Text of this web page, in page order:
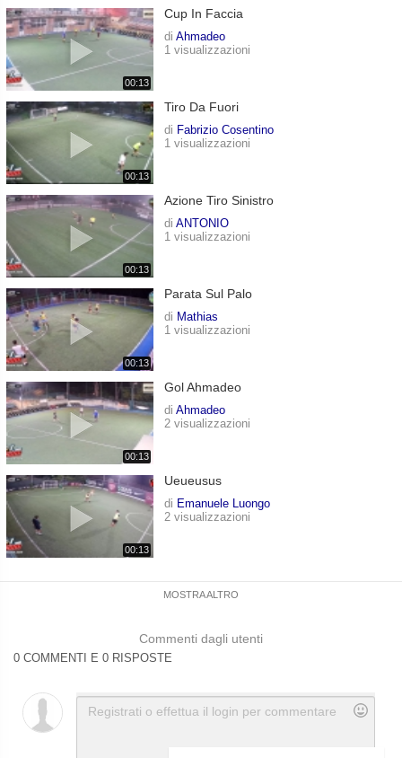
00:13
Cup In Faccia
di Ahmadeo
1 visualizzazioni
00:13
Tiro Da Fuori
di Fabrizio Cosentino
1 visualizzazioni
00:13
Azione Tiro Sinistro
di ANTONIO
1 visualizzazioni
00:13
Parata Sul Palo
di Mathias
1 visualizzazioni
00:13
Gol Ahmadeo
di Ahmadeo
2 visualizzazioni
00:13
Ueueusus
di Emanuele Luongo
2 visualizzazioni
MOSTRA ALTRO
Commenti dagli utenti
0 COMMENTI E 0 RISPOSTE